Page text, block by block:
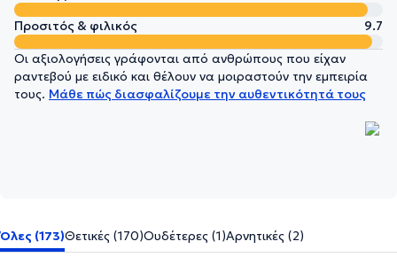
Προσιτός & φιλικός
9.7
Οι αξιολογήσεις γράφονται από ανθρώπους που είχαν
ραντεβού με ειδικό και θέλουν να μοιραστούν την εμπειρία
τους. Μάθε πώς διασφαλίζουμε την αυθεντικότητά τους
Όλες (173)Θετικές (170)Ουδέτερες (1)Αρνητικές (2)